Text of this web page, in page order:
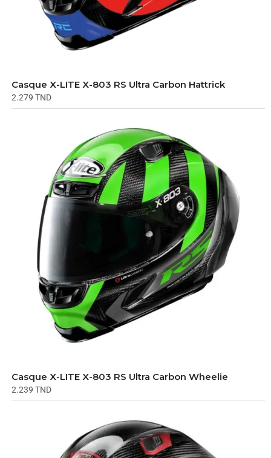
Casque X-LITE X-803 RS Ultra Carbon Hattrick
2.279 TND
Casque X-LITE X-803 RS Ultra Carbon Wheelie
2.239 TND